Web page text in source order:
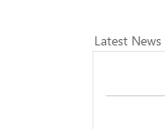
Latest News